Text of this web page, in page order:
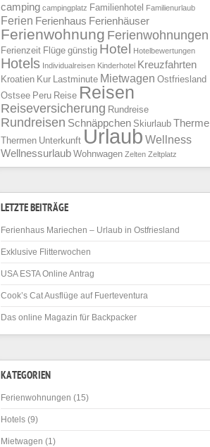
camping campingplatz Familienhotel Familienurlaub
Ferien Ferienhaus Ferienhäuser
Ferienwohnung Ferienwohnungen
Ferienzeit Flüge günstig Hotel Hotelbewertungen
Hotels Individualreisen Kinderhotel Kreuzfahrten
Kroatien Kur Lastminute Mietwagen Ostfriesland
Ostsee Peru Reise Reisen
Reiseversicherung Rundreise
Rundreisen Schnäppchen Skiurlaub Therme
Thermen Unterkunft Urlaub Wellness
Wellnessurlaub Wohnwagen Zelten Zeltplatz
LETZTE BEITRÄGE
Ferienhaus Mariechen – Urlaub in Ostfriesland
Exklusive Flitterwochen
USA ESTA Online Antrag
Cook’s Cat Ausflüge auf Fuerteventura
Das online Magazin für Backpacker
KATEGORIEN
Ferienwohnungen (15)
Hotels (9)
Mietwagen (1)